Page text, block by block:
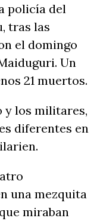
policía del
tras las
el domingo
Un
21 muertos.
y los militares,
diferentes en
una mezquita
miraban